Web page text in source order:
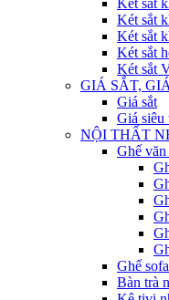
Két sắt
Két sắt
Két sắt
Két sắt
Két sắt
GIÁ SẮT,
Giá sắt
Giá siêu
NỘI THẤT
Ghế
Ghế
Bàn trà